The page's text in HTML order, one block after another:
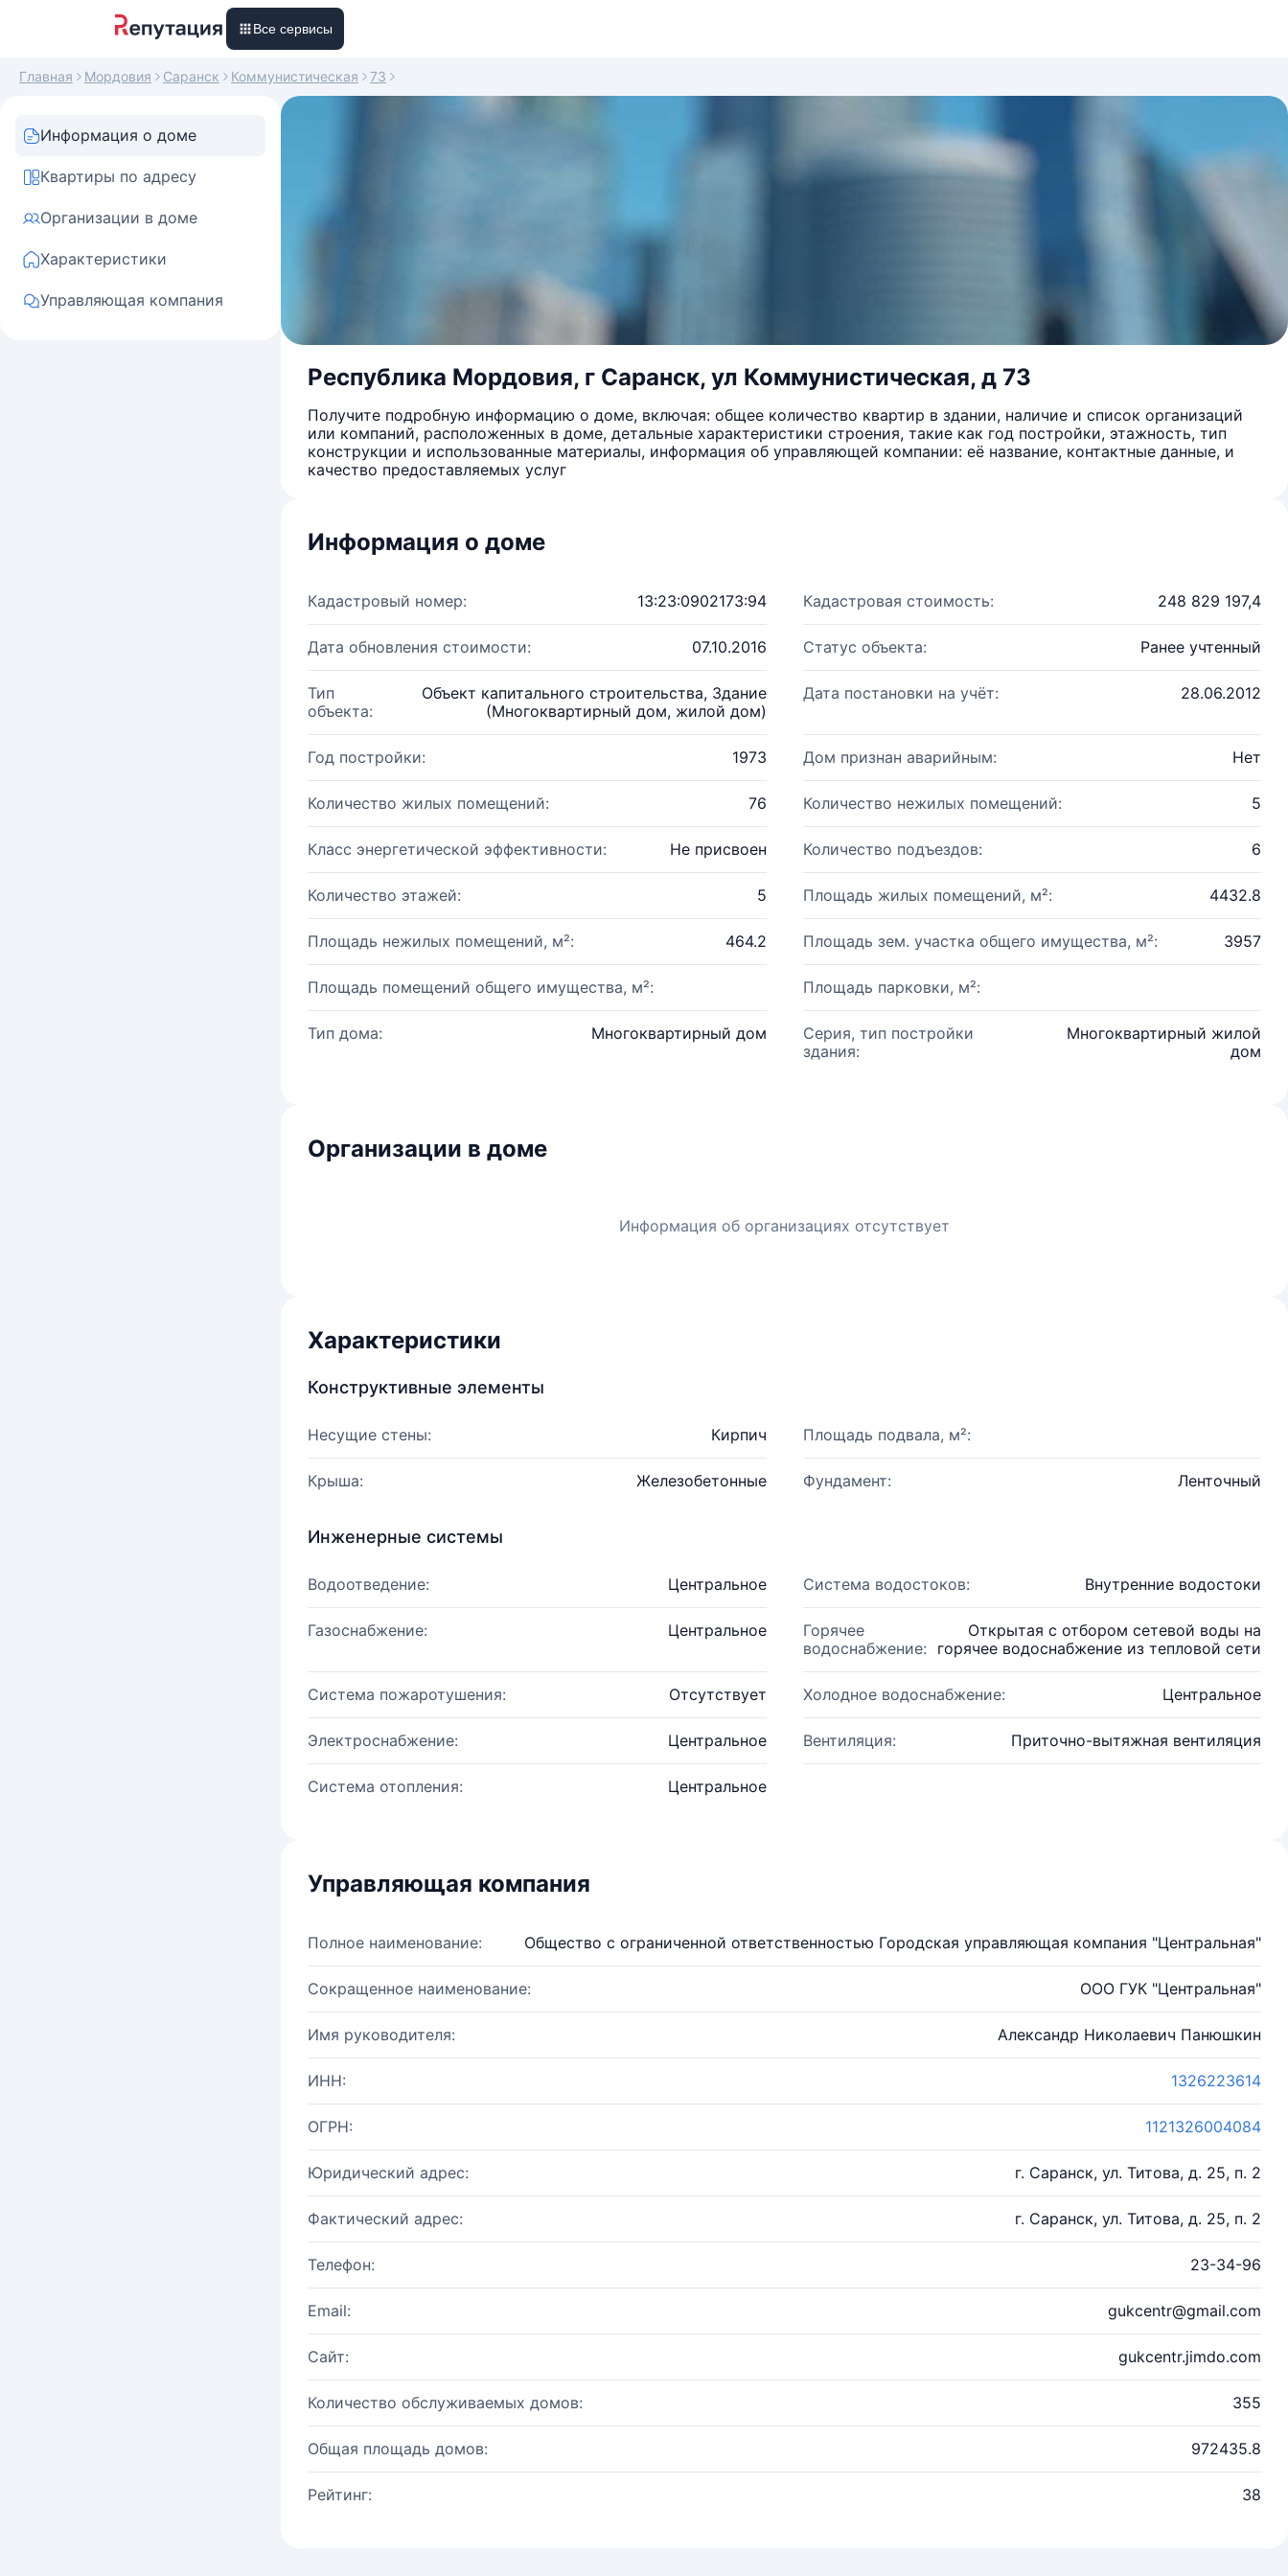
Все сервисы
Главная Мордовия Саранск Коммунистическая 73
Информация о доме
Квартиры по адресу
Организации в доме
Характеристики
Управляющая компания
Республика Мордовия, г Саранск, ул Коммунистическая, д 73
Получите подробную информацию о доме, включая: общее количество квартир в здании, наличие и список организаций
или компаний, расположенных в доме, детальные характеристики строения, такие как год постройки, этажность, тип
конструкции и использованные материалы, информация об управляющей компании: её название, контактные данные, и
качество предоставляемых услуг
Информация о доме
Кадастровый номер: 13:23:0902173:94 Кадастровая стоимость: 248 829 197,4
Дата обновления стоимости: 07.10.2016 Статус объекта: Ранее учтенный
Тип
объекта:
Объект капитального строительства, Здание
(Многоквартирный дом, жилой дом)
Дата постановки на учёт: 28.06.2012
Год постройки: 1973 Дом признан аварийным: Нет
Количество жилых помещений: 76 Количество нежилых помещений: 5
Класс энергетической эффективности: Не присвоен Количество подъездов: 6
Количество этажей: 5 Площадь жилых помещений, м²: 4432.8
Площадь нежилых помещений, м²: 464.2 Площадь зем. участка общего имущества, м²: 3957
Площадь помещений общего имущества, м²: Площадь парковки, м²:
Тип дома: Многоквартирный дом
Серия, тип постройки
здания:
Многоквартирный жилой
дом
Организации в доме
Информация об организациях отсутствует
Характеристики
Конструктивные элементы
Несущие стены: Кирпич Площадь подвала, м²:
Крыша: Железобетонные Фундамент: Ленточный
Инженерные системы
Водоотведение: Центральное Система водостоков: Внутренние водостоки
Газоснабжение: Центральное
Горячее
водоснабжение:
Открытая с отбором сетевой воды на
горячее водоснабжение из тепловой сети
Система пожаротушения: Отсутствует Холодное водоснабжение: Центральное
Электроснабжение: Центральное Вентиляция: Приточно-вытяжная вентиляция
Система отопления: Центральное
Управляющая компания
Полное наименование: Общество с ограниченной ответственностью Городская управляющая компания "Центральная"
Сокращенное наименование: ООО ГУК "Центральная"
Имя руководителя: Александр Николаевич Панюшкин
ИНН: 1326223614
ОГРН: 1121326004084
Юридический адрес: г. Саранск, ул. Титова, д. 25, п. 2
Фактический адрес: г. Саранск, ул. Титова, д. 25, п. 2
Телефон: 23-34-96
Email: gukcentr@gmail.com
Сайт: gukcentr.jimdo.com
Количество обслуживаемых домов: 355
Общая площадь домов: 972435.8
Рейтинг: 38